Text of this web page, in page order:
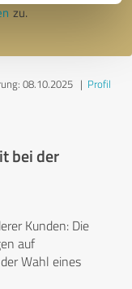
zu.
08.10.2025| Profil
bei der
Kunden: Die
auf
Wahl eines